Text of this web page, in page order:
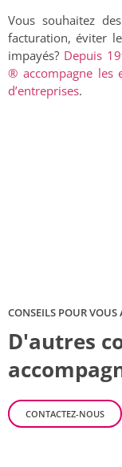
Vous souhaitez
facturation, éviter
impayés? Depuis
® accompagne les
d’entreprises.
CONSEILS POUR VOUS
D'autres
CONTACTEZ-NOUS